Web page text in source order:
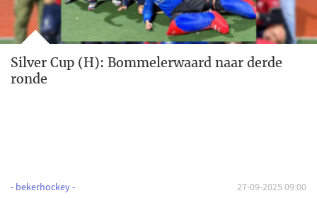
Silver Cup (H): Bommelerwaard naar derde
ronde
- bekerhockey - 27-09-2025 09:00